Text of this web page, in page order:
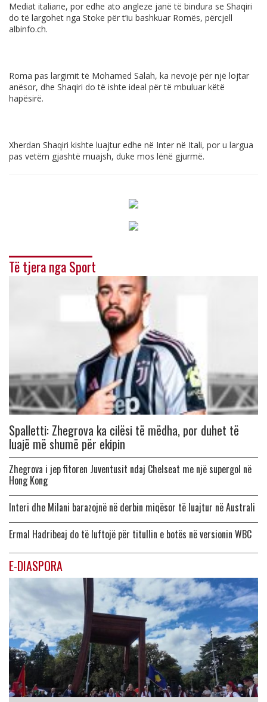
Mediat italiane, por edhe ato angleze janë të bindura se Shaqiri
do të largohet nga Stoke për t’iu bashkuar Romës, përcjell
albinfo.ch.
Roma pas largimit të Mohamed Salah, ka nevojë për një lojtar
anësor, dhe Shaqiri do të ishte ideal për të mbuluar këtë
hapësirë.
Xherdan Shaqiri kishte luajtur edhe në Inter në Itali, por u largua
pas vetëm gjashtë muajsh, duke mos lënë gjurmë.
Të tjera nga Sport
Spalletti: Zhegrova ka cilësi të mëdha, por duhet të
luajë më shumë për ekipin
Zhegrova i jep fitoren Juventusit ndaj Chelseat me një supergol në
Hong Kong
Interi dhe Milani barazojnë në derbin miqësor të luajtur në Australi
Ermal Hadribeaj do të luftojë për titullin e botës në versionin WBC
E-DIASPORA